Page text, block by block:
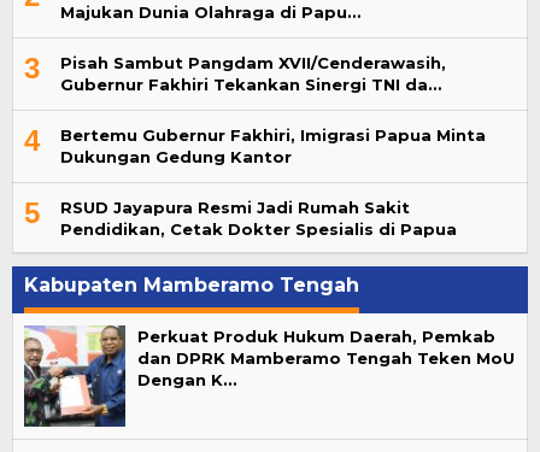
Majukan Dunia Olahraga di Papu…
3
Pisah Sambut Pangdam XVII/Cenderawasih,
Gubernur Fakhiri Tekankan Sinergi TNI da…
4
Bertemu Gubernur Fakhiri, Imigrasi Papua Minta
Dukungan Gedung Kantor
5
RSUD Jayapura Resmi Jadi Rumah Sakit
Pendidikan, Cetak Dokter Spesialis di Papua
Kabupaten Mamberamo Tengah
Perkuat Produk Hukum Daerah, Pemkab
dan DPRK Mamberamo Tengah Teken MoU
Dengan K…